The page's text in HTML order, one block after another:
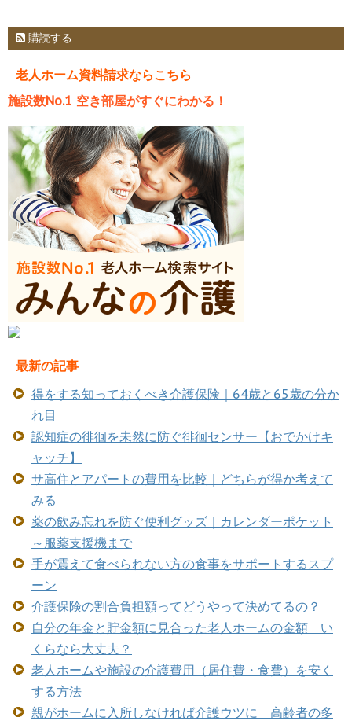
購読する
老人ホーム資料請求ならこちら
施設数No.1 空き部屋がすぐにわかる！
最新の記事
得をする知っておくべき介護保険｜64歳と65歳の分か
れ目
認知症の徘徊を未然に防ぐ徘徊センサー【おでかけキ
ャッチ】
サ高住とアパートの費用を比較｜どちらが得か考えて
みる
薬の飲み忘れを防ぐ便利グッズ｜カレンダーポケット
～服薬支援機まで
手が震えて食べられない方の食事をサポートするスプ
ーン
介護保険の割合負担額ってどうやって決めてるの？
自分の年金と貯金額に見合った老人ホームの金額 い
くらなら大丈夫？
老人ホームや施設の介護費用（居住費・食費）を安く
する方法
親がホームに入所しなければ介護ウツに 高齢者の多